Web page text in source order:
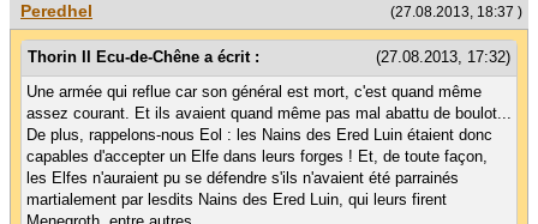
(27.08.2013, 18:37 )
Peredhel
(27.08.2013, 17:32)
Thorin II Ecu-de-Chêne a écrit :
Une armée qui reflue car son général est mort, c'est quand même
assez courant. Et ils avaient quand même pas mal abattu de boulot...
De plus, rappelons-nous Eol : les Nains des Ered Luin étaient donc
capables d'accepter un Elfe dans leurs forges ! Et, de toute façon,
les Elfes n'auraient pu se défendre s'ils n'avaient été parrainés
martialement par lesdits Nains des Ered Luin, qui leurs firent